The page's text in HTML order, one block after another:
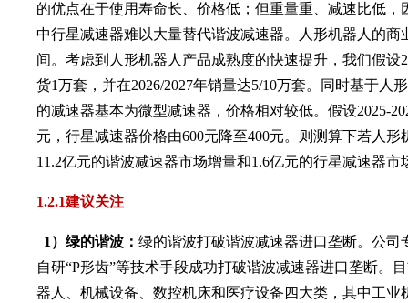
的优点在于使用寿命长、价格低；但重量重、减速比低
中行星减速器难以大量替代谐波减速器。人形机器人的
间。考虑到人形机器人产品成熟度的快速提升，我们假设
货1万套，并在2026/2027年销量达5/10万套。同时基于人
的减速器基本为微型减速器，价格相对较低。假设2025-
元，行星减速器价格由600元降至400元。则测算下若人
11.2亿元的谐波减速器市场增量和1.6亿元的行星减速器市
1.2.1建议关注
1）绿的谐波： 绿的谐波打破谐波减速器进口垄断。公
自研“P形齿”等技术手段成功打破谐波减速器进口垄断。
器人、机械设备、数控机床和医疗设备四大类，其中工